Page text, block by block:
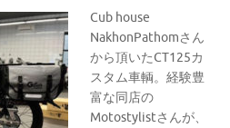
Cub house
NakhonPathomさん
から頂いたCT125カ
スタム車輌。経験豊
富な同店の
Motostylistさんが、